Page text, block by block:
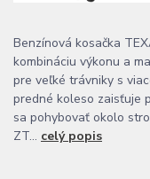
Benzínová kosačka
kombináciu výkonu a
pre veľké trávniky s
predné koleso zaisťuje
sa pohybovať okolo
ZT... celý popis